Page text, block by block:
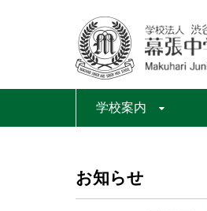
学校案内
お知らせ